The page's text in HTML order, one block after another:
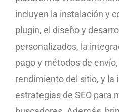
incluyen la instalación y
plugin, el diseño y
personalizados, la
pago y métodos de
rendimiento del sitio, y la
estrategias de SEO para